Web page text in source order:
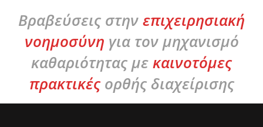
Βραβεύσεις στηνεπιχειρησιακή
νοημοσύνη για τον μηχανισμό
καθαριότητας μεκαινοτόμες
πρακτικέςορθής διαχείρισης